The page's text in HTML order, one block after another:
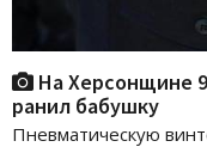
На Херсонщине
ранил бабушку
Пневматическую